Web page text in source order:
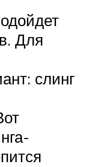
Для
слинг